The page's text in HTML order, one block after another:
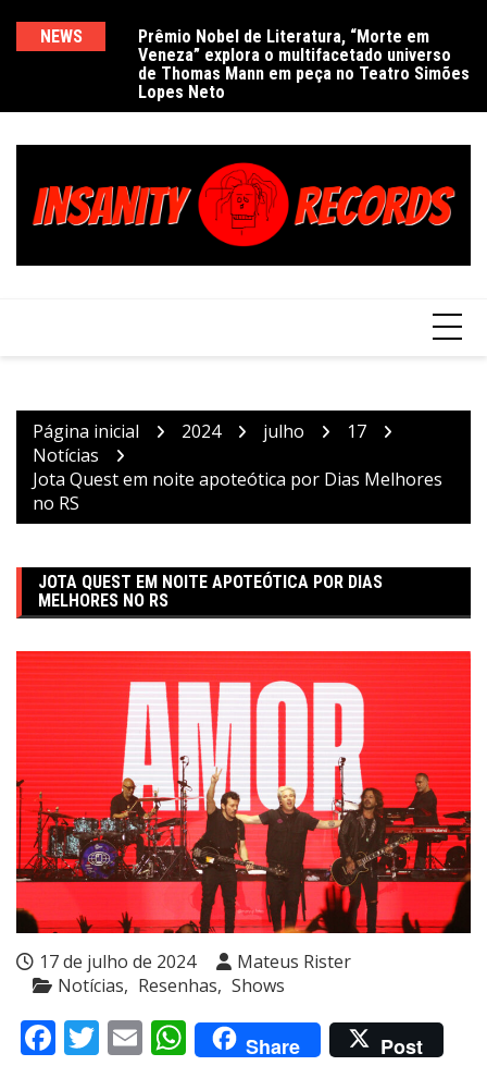
NEWS
“Morte em
universo
Delírios de Hamilton celebra 30 anos de
estrada com show no Gravador Pub
Página inicial 2024 julho
17
Notícias
Jota Quest em noite apoteótica por Dias Melhores
no RS
JOTA QUEST EM NOITE APOTEÓTICA POR DIAS
MELHORES NO RS
17 de julho de 2024
Mateus Rister
Notícias
Resenhas Shows
Facebook
Twitter
EmailWhatsApp
Share Post